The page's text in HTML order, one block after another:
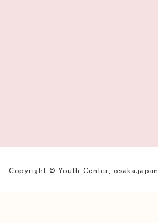
Copyright © Youth Center, osaka.japan